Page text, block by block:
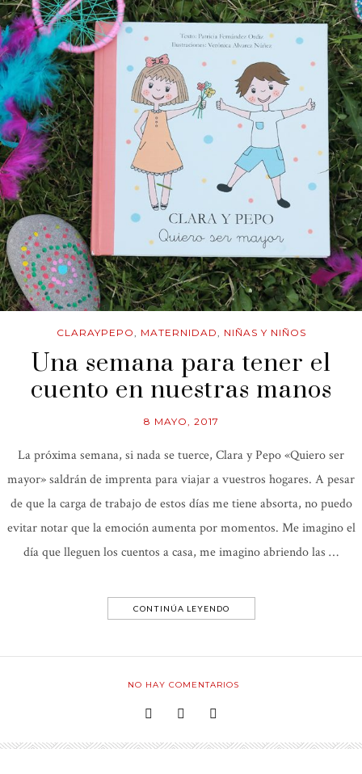
CLARAYPEPO, MATERNIDAD, NIÑAS Y NIÑOS
Una semana para tener el
cuento en nuestras manos
8 MAYO, 2017
La próxima semana, si nada se tuerce, Clara y Pepo «Quiero ser
mayor» saldrán de imprenta para viajar a vuestros hogares. A pesar
de que la carga de trabajo de estos días me tiene absorta, no puedo
evitar notar que la emoción aumenta por momentos. Me imagino el
día que lleguen los cuentos a casa, me imagino abriendo las …
CONTINÚA LEYENDO
NO HAY COMENTARIOS